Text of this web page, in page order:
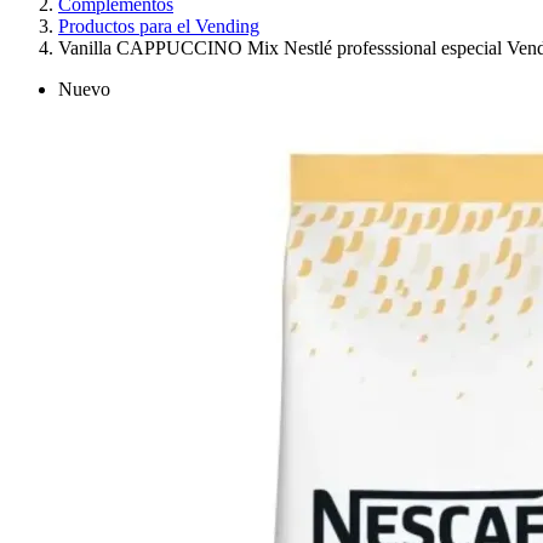
Complementos
Productos para el Vending
Vanilla CAPPUCCINO Mix Nestlé professsional especial
Nuevo